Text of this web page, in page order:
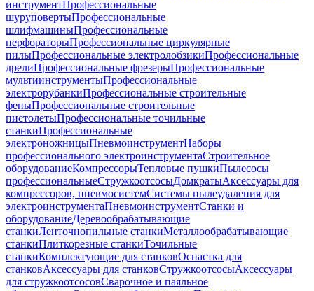
инструментПрофессиональные
шуруповертыПрофессиональные
шлифмашиныПрофессиональные
перфораторыПрофессиональные циркулярные
пилыПрофессиональные электролобзикиПрофессиональные
дрелиПрофессиональные фрезерыПрофессиональные
мультиинструментыПрофессиональные
электрорубанкиПрофессиональные строительные
феныПрофессиональные строительные
пистолетыПрофессиональные точильные
станкиПрофессиональные
электроножницыПневмоинструментНаборы
профессионального электроинструментаСтроительное
оборудованиеКомпрессорыТепловые пушкиПылесосы
профессиональныеСтружкоотсосыДомкратыАксессуары для
компрессоров, пневмосистемСистемы пылеудаления для
электроинструментаПневмоинструментСтанки и
оборудованиеДеревообрабатывающие
станкиЛенточнопильные станкиМеталлообрабатывающие
станкиПлиткорезные станкиТочильные
станкиКомплектующие для станковОснастка для
станковАксессуары для станковСтружкоотсосыАксессуары
для стружкоотсосовСварочное и паяльное